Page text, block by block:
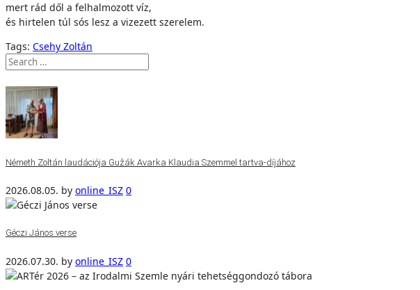
mert rád dől a felhalmozott víz,
és hirtelen túl sós lesz a vizezett szerelem.
Tags: Csehy Zoltán
Németh Zoltán laudációja Gužák Avarka Klaudia Szemmel tartva-díjához
2026.08.05. by online_ISZ 0
Géczi János verse
2026.07.30. by online_ISZ 0